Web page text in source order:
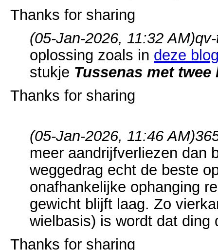
Thanks for sharing
(05-Jan-2026, 11:32 AM)
oplossing zoals in deze
stukje Tussenas met
Thanks for sharing
(05-Jan-2026, 11:46 AM)
meer aandrijfverliezen dan
weggedrag echt de beste
onafhankelijke ophanging
gewicht blijft laag. Zo
wielbasis) is wordt dat
Thanks for sharing